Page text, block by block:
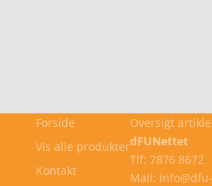
Forside
Vis alle produkter
Kontakt
Oversigt
dFUNettet
Tlf: 7876 8672
Mail: